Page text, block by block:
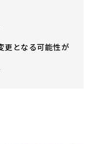
更となる可能性が